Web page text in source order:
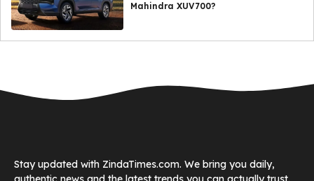
Mahindra XUV700?
Stay updated with ZindaTimes.com. We bring you daily,